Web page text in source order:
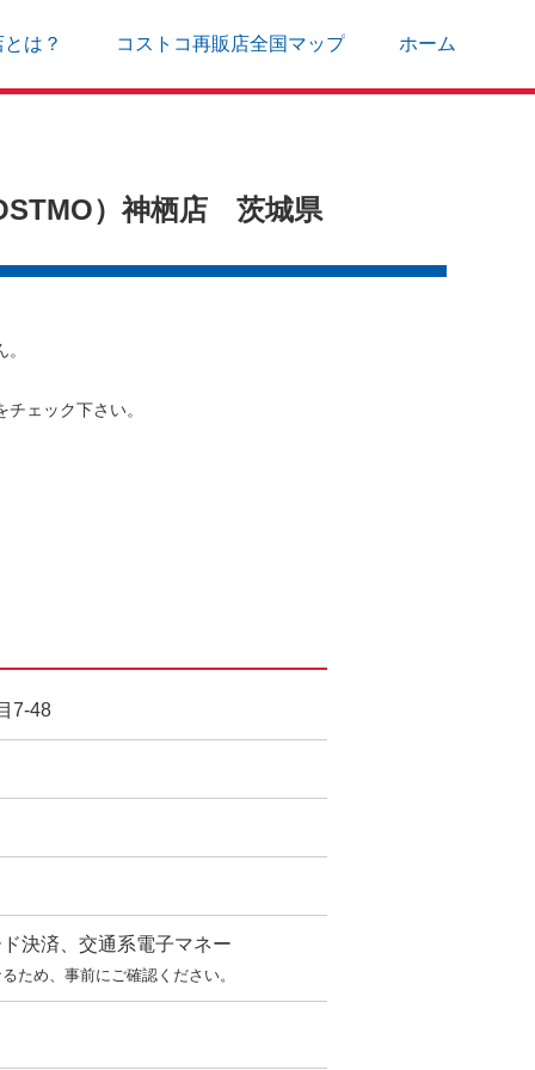
は？ コストコ再販店全国マップ ホーム
）神栖店 茨城県
ェック下さい。
7-48
決済、交通系電子マネー
ため、事前にご確認ください。